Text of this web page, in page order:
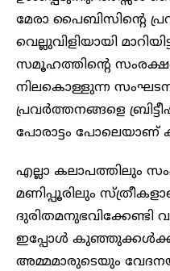
മേരാ പൈബിസിന്റെ
വെല്ലുവിളിയായി
സമൂഹത്തിന്റെ
നിലകൊള്ളുന്ന
പ്രവർത്തനങ്ങളെ
പോരാട്ടം പോലെയാണ്
എല്ലാ കലാപത്തിലും
മണിപ്പൂരിലും
ദുരിതമനുഭവിക്കേണ്ടി
ഇപ്പോൾ
അമ്മമാരുടെയും